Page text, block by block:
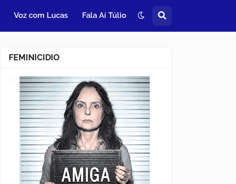
Voz com Lucas Fala Aí Túlio
FEMINICIDIO